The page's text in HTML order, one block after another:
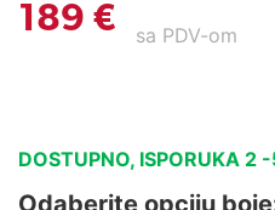
189 € sa PDV-om
DOSTUPNO, ISPORUKA 2
Odaberite opciju